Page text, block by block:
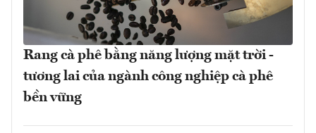
Rang cà phê bằng năng lượng mặt trời -
tương lai của ngành công nghiệp cà phê
bền vững